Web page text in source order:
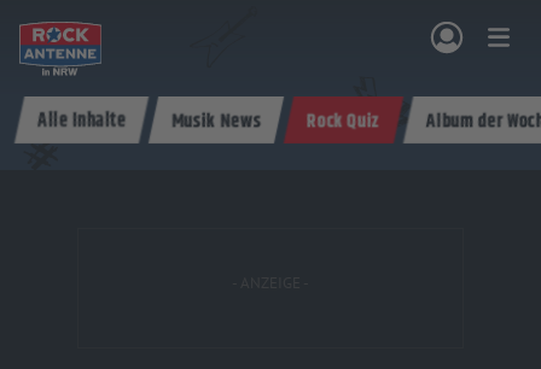
& PROGRAMM AKTIONEN & KONZERTE MUSIK ROCKCOMMUNITY SHOPPEN
Alle Inhalte Musik News Rock Quiz Album der